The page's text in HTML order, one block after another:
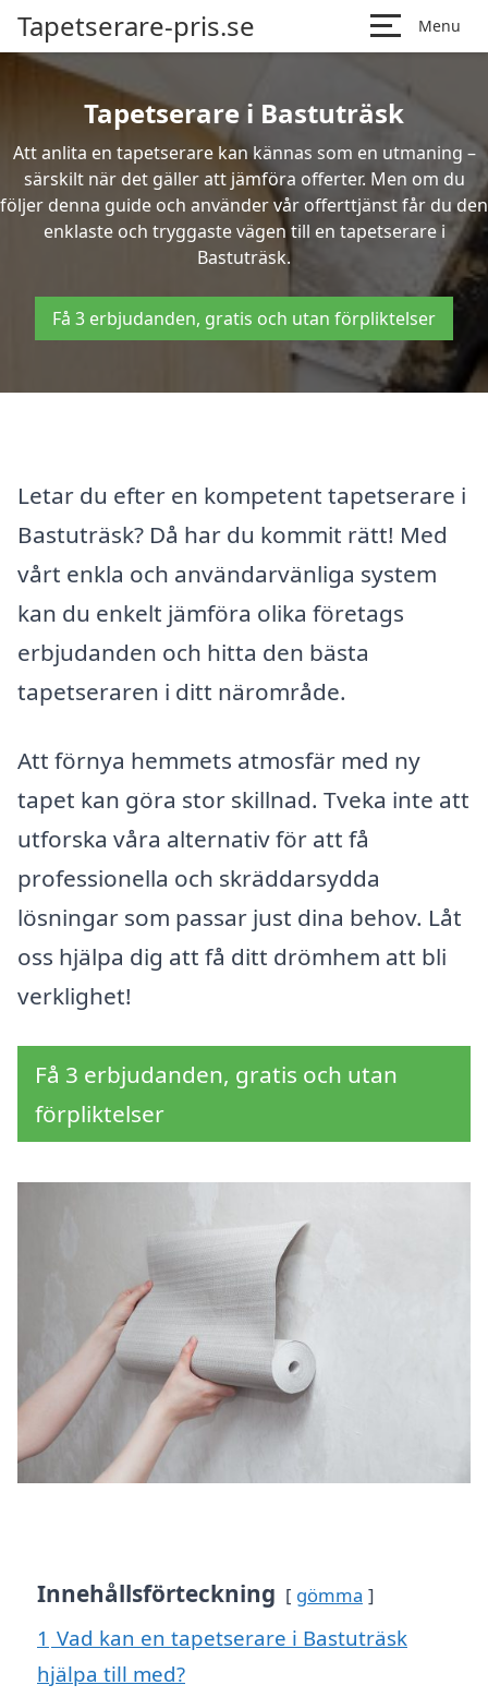
Tapetserare-pris.se Menu
Tapetserare i Bastuträsk
Att anlita en tapetserare kan kännas som en utmaning –
särskilt när det gäller att jämföra offerter. Men om du
följer denna guide och använder vår offerttjänst får du den
enklaste och tryggaste vägen till en tapetserare i
Bastuträsk.
Få 3 erbjudanden, gratis och utan förpliktelser
Letar du efter en kompetent tapetserare i
Bastuträsk? Då har du kommit rätt! Med
vårt enkla och användarvänliga system
kan du enkelt jämföra olika företags
erbjudanden och hitta den bästa
tapetseraren i ditt närområde.
Att förnya hemmets atmosfär med ny
tapet kan göra stor skillnad. Tveka inte att
utforska våra alternativ för att få
professionella och skräddarsydda
lösningar som passar just dina behov. Låt
oss hjälpa dig att få ditt drömhem att bli
verklighet!
Få 3 erbjudanden, gratis och utan
förpliktelser
Innehållsförteckning gömma
1 Vad kan en tapetserare i Bastuträsk
hjälpa till med?